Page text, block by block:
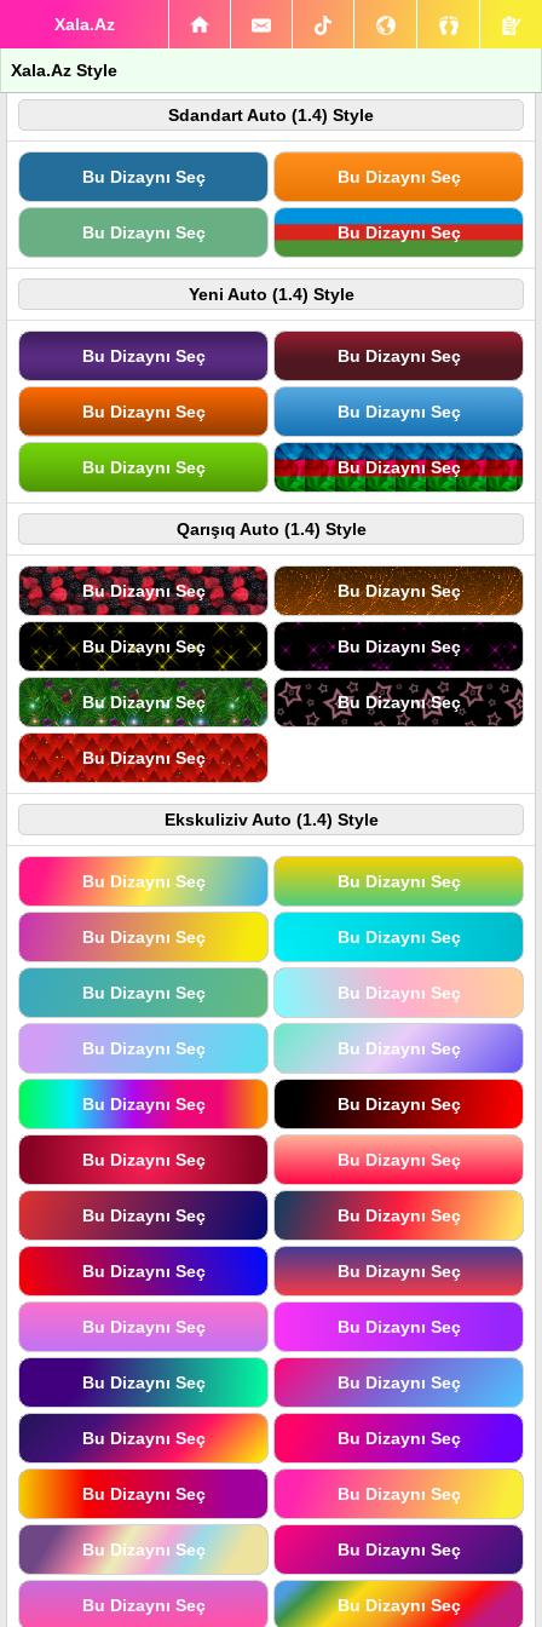
Xala.Az
Xala.Az Style
Sdandart Auto (1.4) Style
Bu Dizaynı Seç Bu Dizaynı Seç
Bu Dizaynı Seç Bu Dizaynı Seç
Yeni Auto (1.4) Style
Bu Dizaynı Seç Bu Dizaynı Seç
Bu Dizaynı Seç Bu Dizaynı Seç
Bu Dizaynı Seç Bu Dizaynı Seç
Qarışıq Auto (1.4) Style
Bu Dizaynı Seç Bu Dizaynı Seç
Bu Dizaynı Seç Bu Dizaynı Seç
Bu Dizaynı Seç Bu Dizaynı Seç
Bu Dizaynı Seç
Ekskuliziv Auto (1.4) Style
Bu Dizaynı Seç Bu Dizaynı Seç
Bu Dizaynı Seç Bu Dizaynı Seç
Bu Dizaynı Seç Bu Dizaynı Seç
Bu Dizaynı Seç Bu Dizaynı Seç
Bu Dizaynı Seç Bu Dizaynı Seç
Bu Dizaynı Seç Bu Dizaynı Seç
Bu Dizaynı Seç Bu Dizaynı Seç
Bu Dizaynı Seç Bu Dizaynı Seç
Bu Dizaynı Seç Bu Dizaynı Seç
Bu Dizaynı Seç Bu Dizaynı Seç
Bu Dizaynı Seç Bu Dizaynı Seç
Bu Dizaynı Seç Bu Dizaynı Seç
Bu Dizaynı Seç Bu Dizaynı Seç
Bu Dizaynı Seç Bu Dizaynı Seç